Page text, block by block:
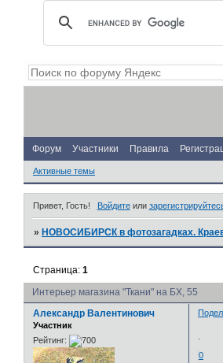
Форум Участники Правила
Активные темы
Привет, Гость! Войдитеили
»НОВОСИБИРСК в фотозагадках.
Интерьер магазина "Ткани" на БХ, 55
Страница:1
Александр Валентинович
Участник
Рейтинг:
0